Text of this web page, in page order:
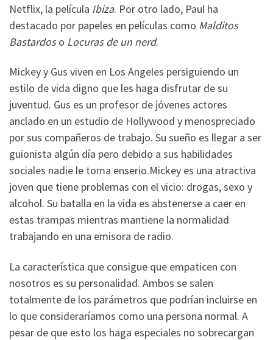
Netflix, la película Ibiza. Por otro lado, Paul ha
destacado por papeles en películas como Malditos
Bastardoso Locuras de un nerd.
Mickey y Gus viven en Los Angeles persiguiendo un
estilo de vida digno que les haga disfrutar de su
juventud. Gus es un profesor de jóvenes actores
anclado en un estudio de Hollywood y menospreciado
por sus compañeros de trabajo. Su sueño es llegar a ser
guionista algún día pero debido a sus habilidades
sociales nadie le toma enserio.Mickey es una atractiva
joven que tiene problemas con el vicio: drogas, sexo y
alcohol. Su batalla en la vida es abstenerse a caer en
estas trampas mientras mantiene la normalidad
trabajando en una emisora de radio.
La característica que consigue que empaticen con
nosotros es su personalidad. Ambos se salen
totalmente de los parámetros que podrían incluirse en
lo que consideraríamos como una persona normal. A
pesar de que esto los haga especiales no sobrecargan